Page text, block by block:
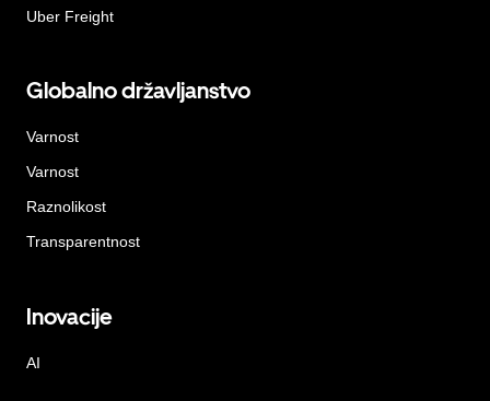
Uber Freight
Globalno državljanstvo
Varnost
Varnost
Raznolikost
Transparentnost
Inovacije
AI